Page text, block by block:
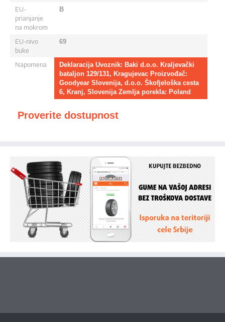
EU-
prianjanje
na mokrom
B
EU-nivo
buke
69
Napomena
Deklaracija Uvoznik: Baki d.o.o. Kraljevački
bataljon 129/131, Kragujevac Proizvođač:
Goodyear Slovenija, d.o.o. Škofjeloška cesta
6, Kranj, Slovenija Zemlja porekla: Poland
Proverite dostupnost